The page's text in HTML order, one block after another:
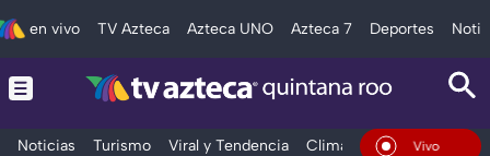
en vivo TV Azteca Azteca UNO Azteca 7 Deportes
Noticias Turismo Viral y Tendencia Clima Tráfico
En Vivo